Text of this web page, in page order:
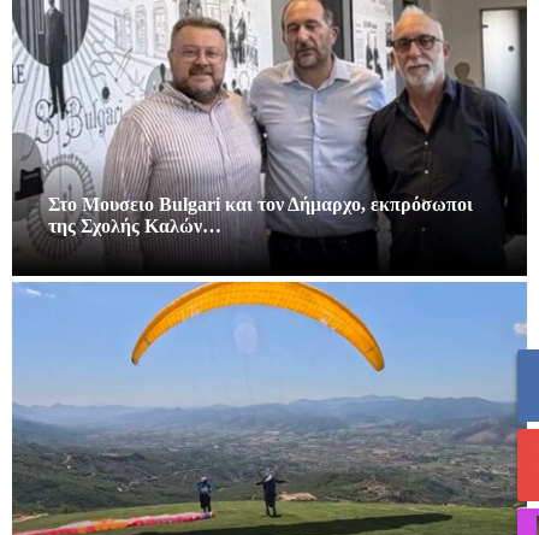
Στο Μουσειο Bulgari και τον Δήμαρχο, εκπρόσωποι
της Σχολής Καλών…